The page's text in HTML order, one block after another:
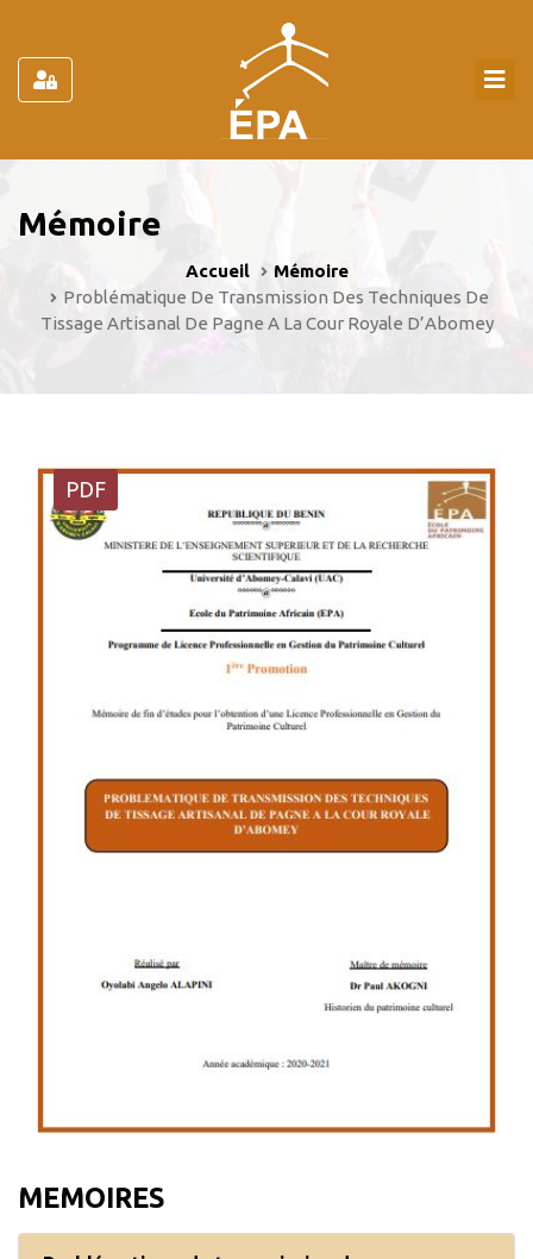
Mémoire
Accueil
Mémoire
Problématique De Transmission Des Techniques De
Tissage Artisanal De Pagne A La Cour Royale D’Abomey
PDF
MEMOIRES